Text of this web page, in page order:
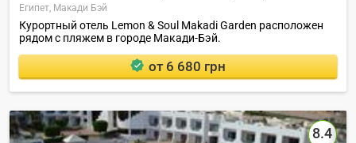
Египет, Макади Бэй
Курортный отель Lemon & Soul Makadi Garden расположен
рядом с пляжем в городе Макади-Бэй.
от 6 680 грн
8.4